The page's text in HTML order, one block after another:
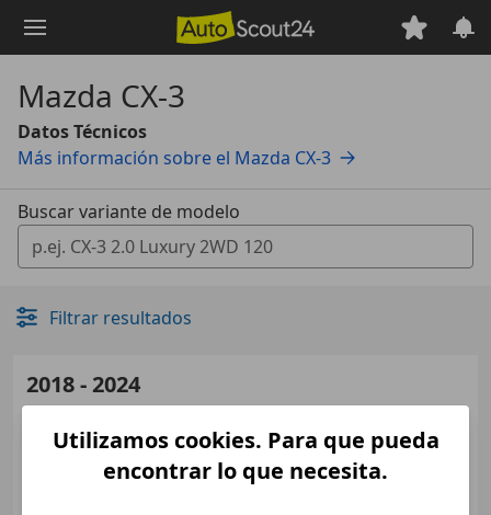
principal
Mazda CX-3
Datos Técnicos
Buscar variante de modelo
Más información sobre el Mazda CX-3
Filtrar resultados
2018 - 2024
Medidas
desde 4275 x 1765 x 1535 mm
Utilizamos cookies. Para que pueda
encontrar lo que necesita.